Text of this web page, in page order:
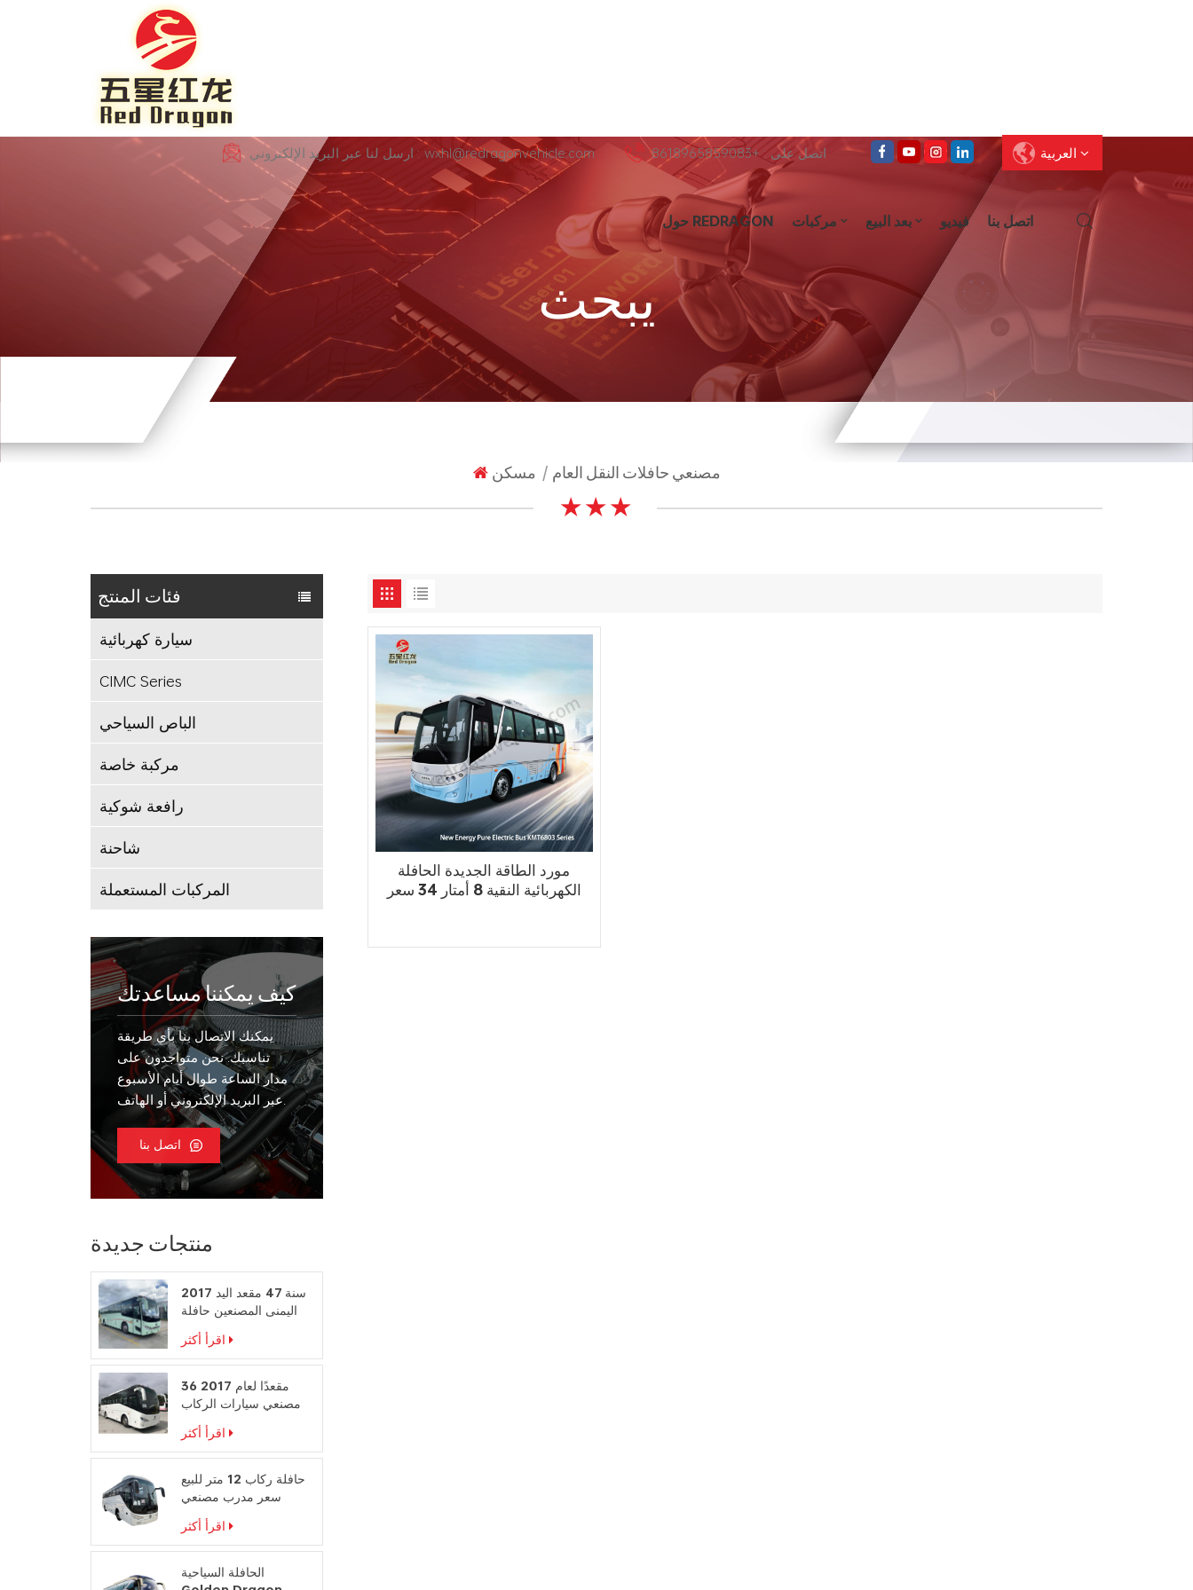
ارسل لنا عبر البريد الإلكتروني : wxhl@redragonvehicle.com اتصل على : +8618965859083 العربية
English
Français
Deutsch
Pусский
Español
العربية
حول REDRAGON مركبات بعد البيع فيديو اتصل بنا
يبحث
مسكن | مصنعي حافلات النقل العام
★ ★ ★
فئات المنتج
سيارة كهربائية
CIMC Series
الباص السياحي
مركبة خاصة
رافعة شوكية
شاحنة
المركبات المستعملة
كيف يمكننا مساعدتك
يمكنك الاتصال بنا بأي طريقة
تناسبك. نحن متواجدون على
مدار الساعة طوال أيام الأسبوع
عبر البريد الإلكتروني أو الهاتف.
اتصل بنا
منتجات جديدة
2017 سنة 47 مقعد اليد
اليمنى المصنعين حافلة
محرك الديزل
اقرأ أكثر
36 مقعدًا لعام 2017
مصنعي سيارات الركاب
على المقود الأيمن
اقرأ أكثر
حافلة ركاب 12 متر للبيع
سعر مدرب مصنعي
حافلات السفر
اقرأ أكثر
الحافلة السياحية
مورد الطاقة الجديدة الحافلة
الكهربائية النقية 8 أمتار 34 سعر